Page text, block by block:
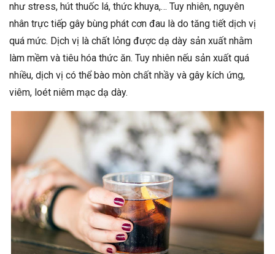
như stress, hút thuốc lá, thức khuya,… Tuy nhiên, nguyên
nhân trực tiếp gây bùng phát cơn đau là do tăng tiết dịch vị
quá mức. Dịch vị là chất lỏng được dạ dày sản xuất nhằm
làm mềm và tiêu hóa thức ăn. Tuy nhiên nếu sản xuất quá
nhiều, dịch vị có thể bào mòn chất nhầy và gây kích ứng,
viêm, loét niêm mạc dạ dày.